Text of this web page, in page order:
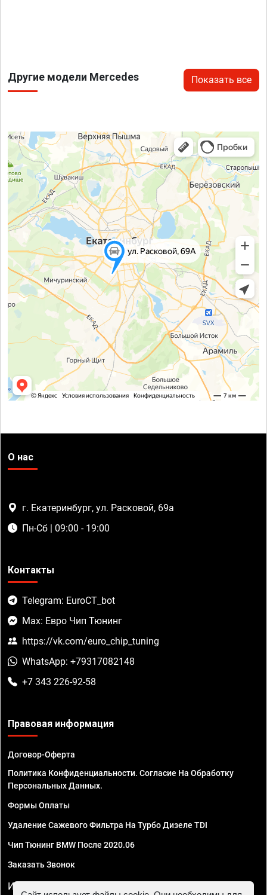
Другие модели Mercedes Показать все
О нас
г. Екатеринбург, ул. Расковой, 69а
Пн-Сб | 09:00 - 19:00
Контакты
Telegram: EuroCT_bot
Max: Евро Чип Тюнинг
https://vk.com/euro_chip_tuning
WhatsApp: +79317082148
+7 343 226-92-58
Правовая информация
Договор-Оферта
Политика Конфиденциальности. Согласие На Обработку
Персональных Данных.
Формы Оплаты
Удаление Сажевого Фильтра На Турбо Дизеле TDI
Чип Тюнинг BMW После 2020.06
Заказать Звонок
ИП Смирнов Георгий Павлович. ИНН 781302555843,